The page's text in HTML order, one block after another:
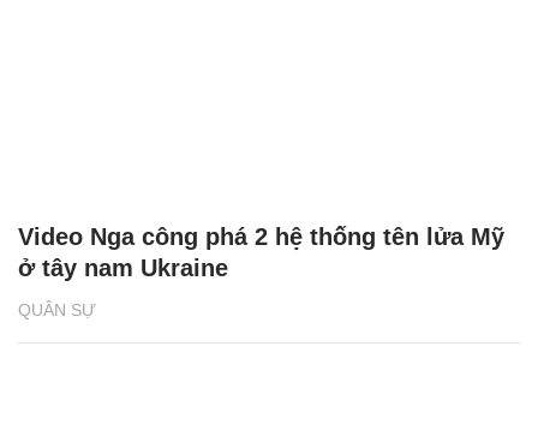
QUÂN SỰ
Video Nga công phá 2 hệ thống tên lửa Mỹ
ở tây nam Ukraine